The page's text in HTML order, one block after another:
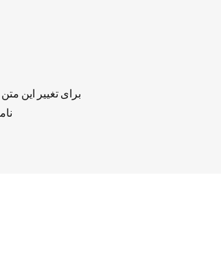
برای تغییر این